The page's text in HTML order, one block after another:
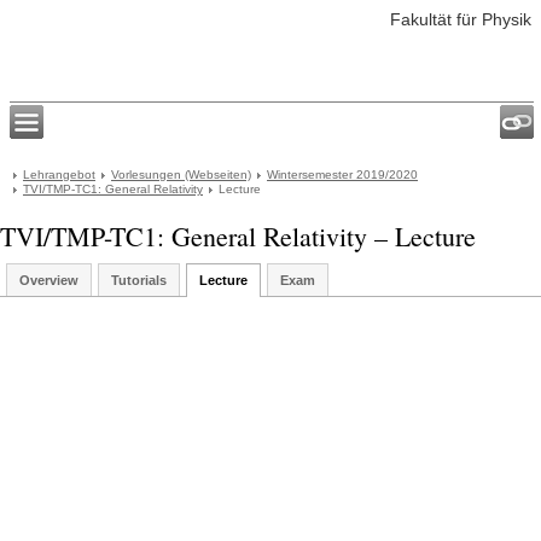
Fakultät für Physik
Lehrangebot Vorlesungen (Webseiten)
Wintersemester 2019/2020
TVI/TMP-TC1: General Relativity
Lecture
TVI/TMP-TC1: General Relativity – Lecture
Overview Tutorials Lecture Exam